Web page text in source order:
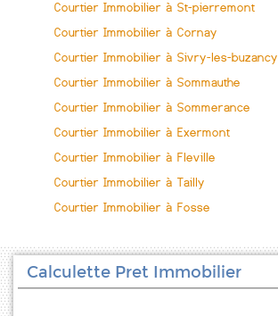
Courtier Immobilier à St-pierremont
Courtier Immobilier à Cornay
Courtier Immobilier à Sivry-les-buzancy
Courtier Immobilier à Sommauthe
Courtier Immobilier à Sommerance
Courtier Immobilier à Exermont
Courtier Immobilier à Fleville
Courtier Immobilier à Tailly
Courtier Immobilier à Fosse
Calculette Pret Immobilier